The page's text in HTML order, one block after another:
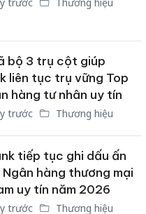
bộ 3 trụ cột giúp
liên tục trụ vững Top
hàng tư nhân uy tín
trước Thương hiệu
tiếp tục ghi dấu ấn
Ngân hàng thương mại
uy tín năm 2026
trước Thương hiệu